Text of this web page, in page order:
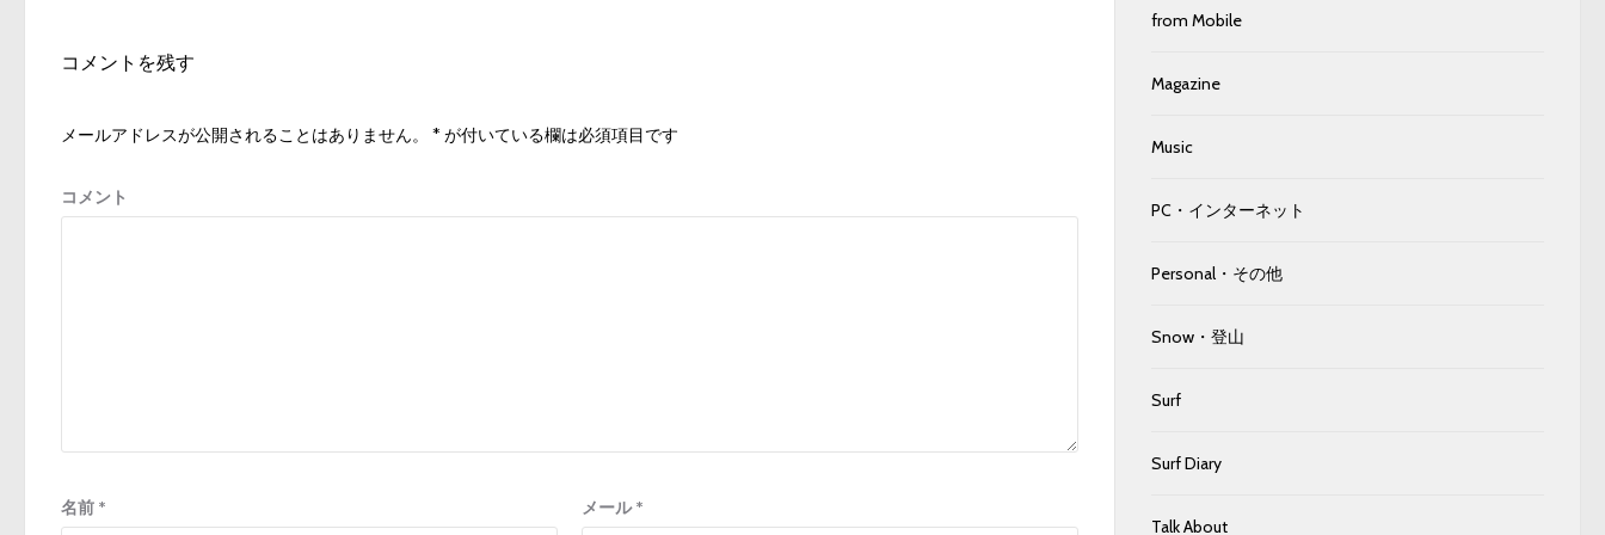
ゲ
シ
ン
コメントを残す
メールアドレスが公開されることはありません。 * が付いている欄は必須項目です
コメント
名前 * メール*
from Mobile
Magazine
Music
PC・インターネット
Personal・その他
Snow・登山
Surf
Surf Diary
Talk About